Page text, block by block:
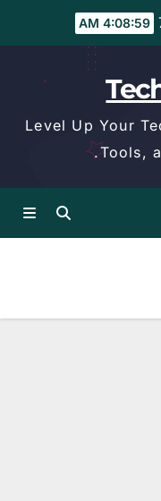
4:08:59 AM
Level Up Your
Tools,